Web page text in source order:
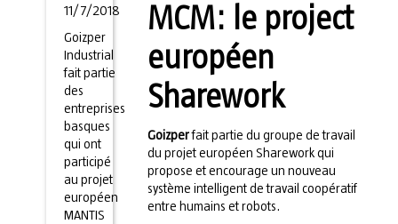
11/7/2018
Goizper
Industrial
fait partie
des
entreprises
basques
qui ont
participé
au projet
européen
MANTIS
MCM: le project
européen
Sharework
Goizperfait partie du groupe de travail
du projet européen Sharework qui
propose et encourage un nouveau
système intelligent de travail coopératif
entre humains et robots.